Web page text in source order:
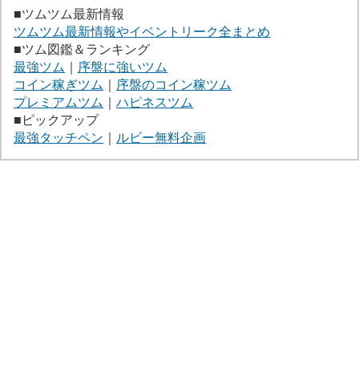
■ツムツム最新情報
ツムツム最新情報やイベントリーク全まとめ
■ツム図鑑＆ランキング
最強ツム
序盤に強いツム
コイン稼ぎツム
序盤のコイン稼ツム
プレミアムツム
ハピネスツム
■ピックアップ
最強タッチペン
ルビー無料企画